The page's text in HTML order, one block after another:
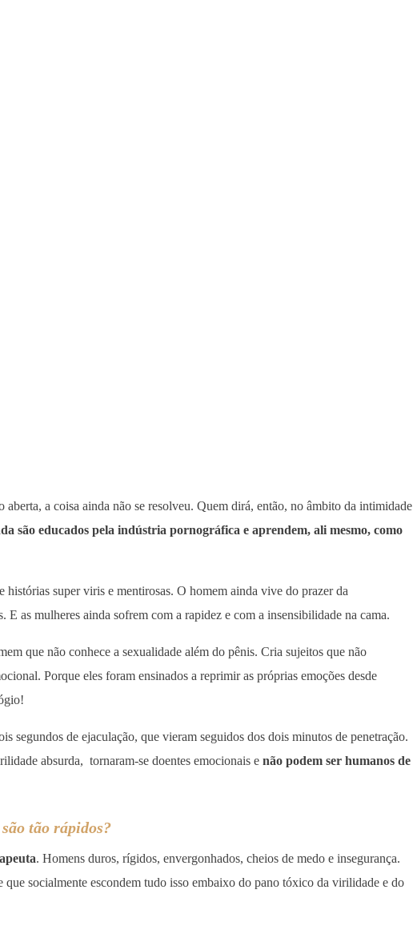
aberta, a coisa ainda não se resolveu. Quem dirá, então, no âmbito da intimidade
são educados pela indústria pornográfica e aprendem, ali mesmo, como
histórias super viris e mentirosas. O homem ainda vive do prazer da
E as mulheres ainda sofrem com a rapidez e com a insensibilidade na cama.
que não conhece a sexualidade além do pênis. Cria sujeitos que não
Porque eles foram ensinados a reprimir as próprias emoções desde
segundos de ejaculação, que vieram seguidos dos dois minutos de penetração.
absurda, tornaram-se doentes emocionais e não podem ser humanos de
tão rápidos?
. Homens duros, rígidos, envergonhados, cheios de medo e insegurança.
socialmente escondem tudo isso embaixo do pano tóxico da virilidade e do